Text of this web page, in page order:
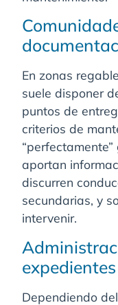
En zonas
suele disponer
puntos de
criterios de
aportan
discurren
secundarias, y
intervenir.
expedientes
Dependiendo